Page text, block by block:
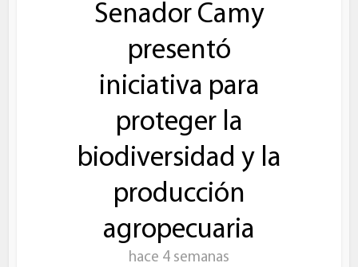
Senador Camy
presentó
iniciativa para
proteger la
biodiversidad y la
producción
agropecuaria
hace 4 semanas